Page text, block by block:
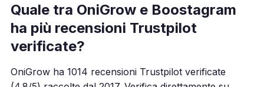
Quale tra OniGrow e Boostagram
ha più recensioni Trustpilot
verificate?
OniGrow ha 1014 recensioni Trustpilot verificate